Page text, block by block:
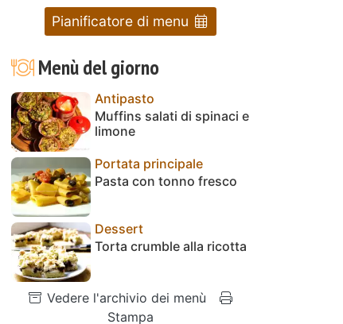
Pianificatore di menu
Menù del giorno
Antipasto
Muffins salati di spinaci e
limone
Portata principale
Pasta con tonno fresco
Dessert
Torta crumble alla ricotta
Vedere l'archivio dei menù
Stampa